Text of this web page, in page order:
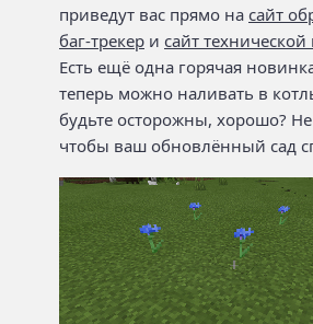
приведут вас прямо на сайт
баг-трекер и сайт
Есть ещё одна горячая
теперь можно наливать в
будьте осторожны, хорошо?
чтобы ваш обновлённый сад